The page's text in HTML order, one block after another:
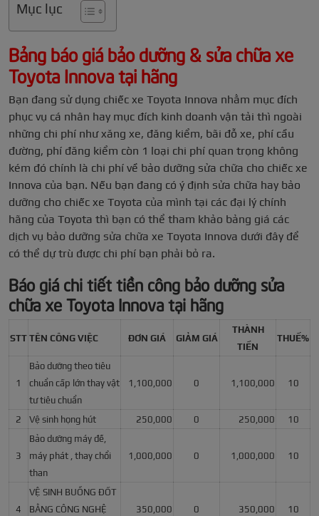
Mục lục
Bảng báo giá bảo dưỡng & sửa chữa xe
Toyota Innova tại hãng
Bạn đang sử dụng chiếc xe Toyota Innova nhằm mục đích
phục vụ cá nhân hay mục đích kinh doanh vận tải thì ngoài
những chi phí như xăng xe, đăng kiểm, bãi đỗ xe, phí cầu
đường, phí đăng kiểm còn 1 loại chi phí quan trọng không
kém đó chính là chi phí về bảo dưỡng sửa chữa cho chiếc xe
Innova của bạn. Nếu bạn đang có ý định sửa chữa hay bảo
dưỡng cho chiếc xe Toyota của mình tại các đại lý chính
hãng của Toyota thì bạn có thể tham khảo bảng giá các
dịch vụ bảo dưỡng sửa chữa xe Toyota Innova dưới đây để
có thể dự trù được chi phí bạn phải bỏ ra.
Báo giá chi tiết tiền công bảo dưỡng sửa
chữa xe Toyota Innova tại hãng
STT TÊN CÔNG VIỆC ĐƠN GIÁ GIẢM GIÁ
THÀNH
TIỀN
THUẾ%
1
Bảo dưỡng theo tiêu
chuẩn cấp lớn thay vật
tư tiêu chuẩn
1,100,000 0 1,100,000 10
2 Vệ sinh họng hút 250,000 0 250,000 10
3
Bảo dưỡng máy đề,
máy phát , thay chổi
than
1,000,000 0 1,000,000 10
4
VỆ SINH BUỒNG ĐỐT
BẰNG CÔNG NGHỆ
350,000 0 350,000 10